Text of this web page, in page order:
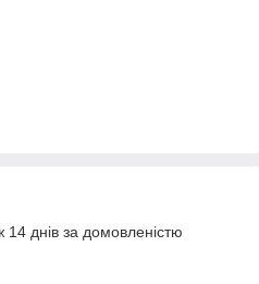
днів за домовленістю